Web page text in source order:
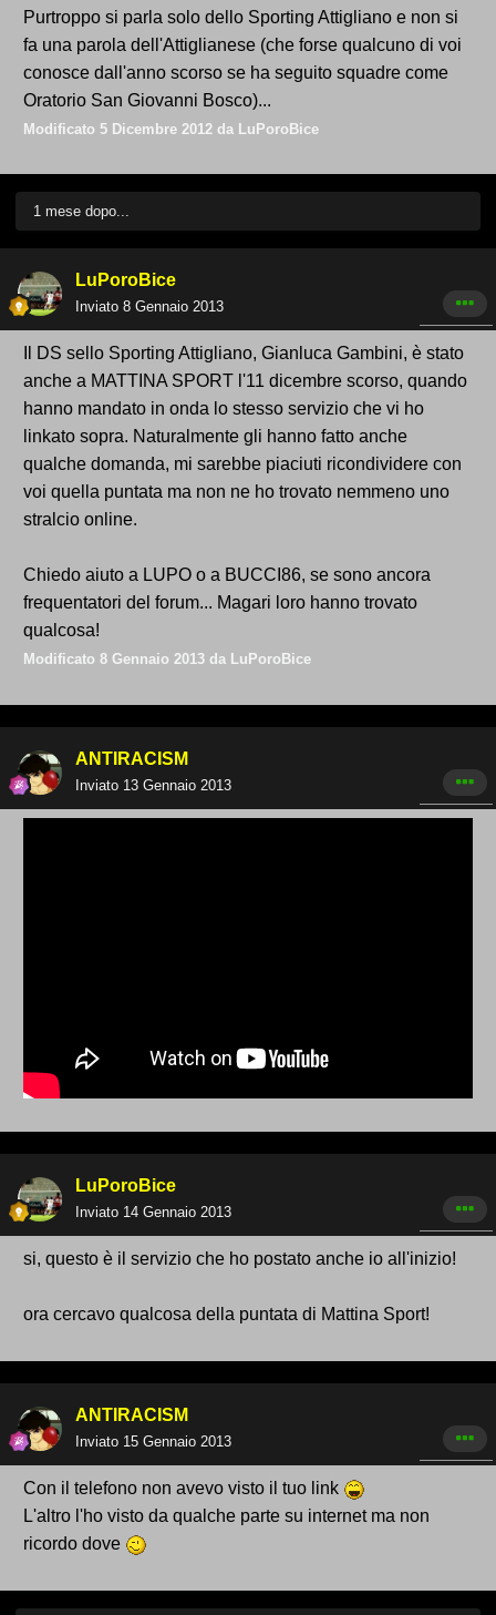
Purtroppo si parla solo dello Sporting Attigliano e non si
fa una parola dell'Attiglianese (che forse qualcuno di voi
conosce dall'anno scorso se ha seguito squadre come
Oratorio San Giovanni Bosco)...
Modificato 5 Dicembre 2012 da LuPoroBice
1 mese dopo...
LuPoroBice
Inviato 8 Gennaio 2013
Il DS sello Sporting Attigliano, Gianluca Gambini, è stato
anche a MATTINA SPORT l'11 dicembre scorso, quando
hanno mandato in onda lo stesso servizio che vi ho
linkato sopra. Naturalmente gli hanno fatto anche
qualche domanda, mi sarebbe piaciuti ricondividere con
voi quella puntata ma non ne ho trovato nemmeno uno
stralcio online.
Chiedo aiuto a LUPO o a BUCCI86, se sono ancora
frequentatori del forum... Magari loro hanno trovato
qualcosa!
Modificato 8 Gennaio 2013 da LuPoroBice
ANTIRACISM
Inviato 13 Gennaio 2013
LuPoroBice
Inviato 14 Gennaio 2013
si, questo è il servizio che ho postato anche io all'inizio!
ora cercavo qualcosa della puntata di Mattina Sport!
ANTIRACISM
Inviato 15 Gennaio 2013
Con il telefono non avevo visto il tuo link
L'altro l'ho visto da qualche parte su internet ma non
ricordo dove